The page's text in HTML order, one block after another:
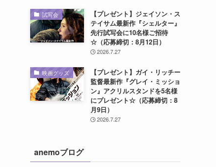
試写会
【プレゼント】ジェイソン・ス
テイサム最新作『シェルター』
先行試写会に10名様ご招待
☆（応募締切：8月12日）
2026.7.27
映画グッズ
【プレゼント】ガイ・リッチー
監督最新作『グレイ・ミッショ
ン』アクリルスタンドを5名様
にプレゼント☆（応募締切：8
月9日）
2026.7.27
anemoブログ